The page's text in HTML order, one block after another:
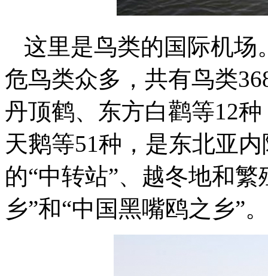
这里是鸟类的国际机场
危鸟类众多，共有鸟类
丹顶鹤、东方白鹳等12
天鹅等51种，是东北亚
的“中转站”、越冬地和
乡”和“中国黑嘴鸥之乡”。